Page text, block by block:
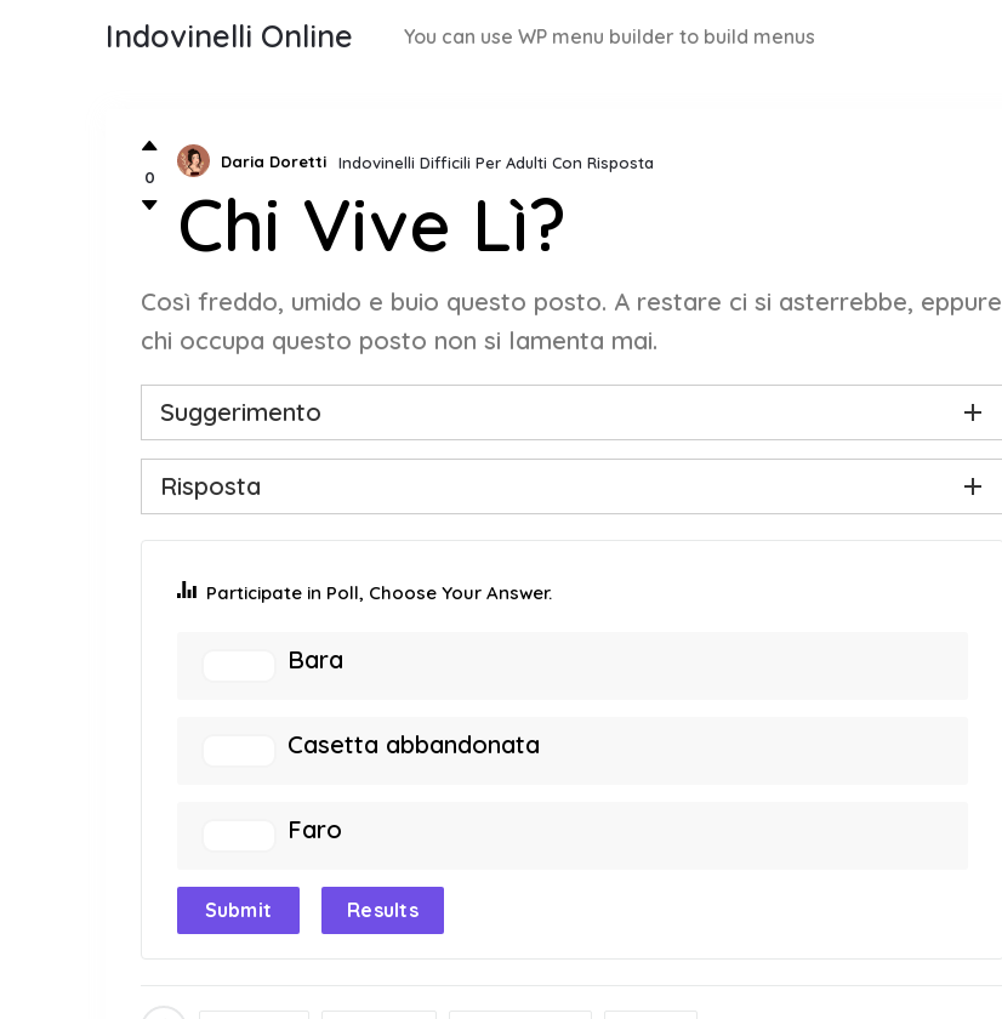
Indovinelli Online You can use WP menu builder to build menus
0
Daria Doretti Indovinelli Difficili Per Adulti Con Risposta
Chi Vive Lì?
Così freddo, umido e buio questo posto. A restare ci si asterrebbe, eppure
chi occupa questo posto non si lamenta mai.
Suggerimento
Risposta
Participate in Poll, Choose Your Answer.
Bara
Casetta abbandonata
Faro
Submit Results